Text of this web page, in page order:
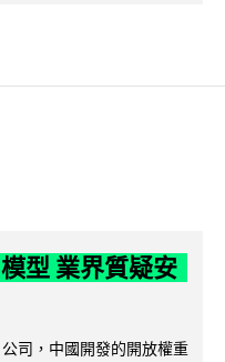
型 業界質疑安
司，中國開發的開放權重